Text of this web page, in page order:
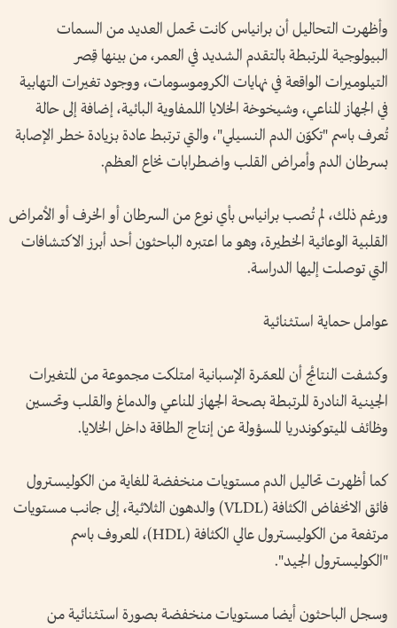
وأظهرت التحاليل أن برانياس كانت تحمل العديد من السمات
البيولوجية المرتبطة بالتقدم الشديد في العمر، من بينها قِصر
التيلوميرات الواقعة في نهايات الكروموسومات، ووجود تغيرات التهابية
في الجهاز المناعي، وشيخوخة الخلايا اللمفاوية البائية، إضافة إلى حالة
تُعرف باسم "تكوّن الدم النسيلي"، والتي ترتبط عادة بزيادة خطر الإصابة
بسرطان الدم وأمراض القلب واضطرابات نخاع العظم.
ورغم ذلك، لم تُصب برانياس بأي نوع من السرطان أو الخرف أو الأمراض
القلبية الوعائية الخطيرة، وهو ما اعتبره الباحثون أحد أبرز الاكتشافات
التي توصلت إليها الدراسة.
عوامل حماية استثنائية
وكشفت النتائج أن المعمّرة الإسبانية امتلكت مجموعة من المتغيرات
الجينية النادرة المرتبطة بصحة الجهاز المناعي والدماغ والقلب وتحسين
وظائف الميتوكوندريا المسؤولة عن إنتاج الطاقة داخل الخلايا.
كما أظهرت تحاليل الدم مستويات منخفضة للغاية من الكوليسترول
فائق الانخفاض الكثافة (VLDL) والدهون الثلاثية، إلى جانب مستويات
مرتفعة من الكوليسترول عالي الكثافة (HDL)، المعروف باسم
"الكوليسترول الجيد".
وسجل الباحثون أيضا مستويات منخفضة بصورة استثنائية من